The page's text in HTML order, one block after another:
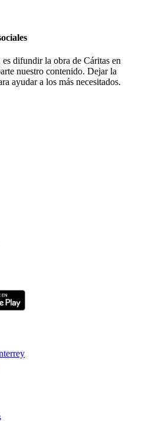
difundir la obra de Cáritas en
nuestro contenido. Dejar la
ayudar a los más necesitados.